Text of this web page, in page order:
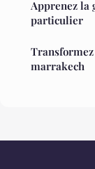
Apprenez la
particulier
marrakech